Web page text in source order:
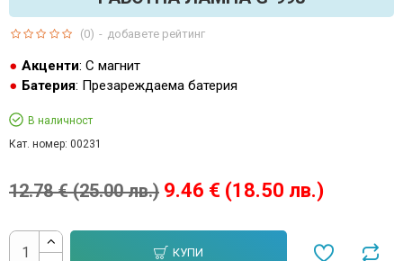
Акценти: С магнит
Батерия: Презареждаема батерия
В наличност
Кат. номер: 00231
(0) - добавете рейтинг
9.46 € (18.50 лв.)
12.78 € (25.00 лв.)
КУПИ